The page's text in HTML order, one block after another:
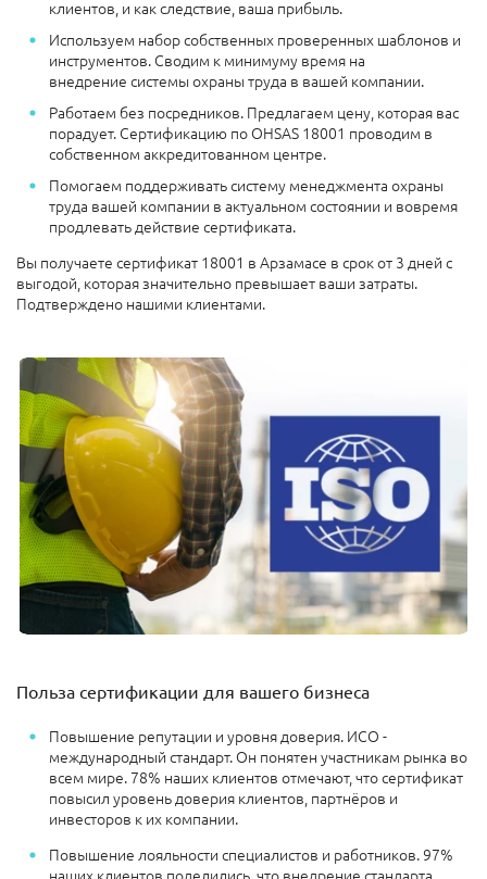
клиентов, и как следствие, ваша прибыль.
Используем набор собственных проверенных шаблонов и
инструментов. Сводим к минимуму время на
внедрение системы охраны труда в вашей компании.
Работаем без посредников. Предлагаем цену, которая вас
порадует. Сертификацию по OHSAS 18001 проводим в
собственном аккредитованном центре.
Помогаем поддерживать систему менеджмента охраны
труда вашей компании в актуальном состоянии и вовремя
продлевать действие сертификата.
Вы получаете сертификат 18001 в Арзамасе в срок от 3 дней с
выгодой, которая значительно превышает ваши затраты.
Подтверждено нашими клиентами.
Польза сертификации для вашего бизнеса
Повышение репутации и уровня доверия. ИСО -
международный стандарт. Он понятен участникам рынка во
всем мире. 78% наших клиентов отмечают, что сертификат
повысил уровень доверия клиентов, партнёров и
инвесторов к их компании.
Повышение лояльности специалистов и работников. 97%
наших клиентов поделились, что внедрение стандарта